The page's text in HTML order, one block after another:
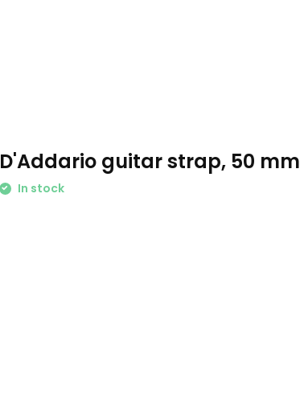
D'Addario guitar strap, 50
In stock